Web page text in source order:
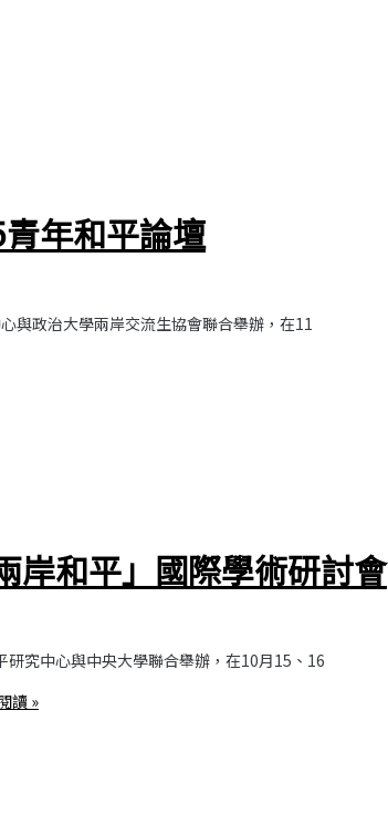
青年和平論壇
與政治大學兩岸交流生協會聯合舉辦，在11
岸和平」國際學術研討會
究中心與中央大學聯合舉辦，在10月15、16
讀 »